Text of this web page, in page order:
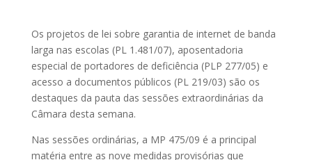
Os projetos de lei sobre garantia de internet de banda
larga nas escolas (PL 1.481/07), aposentadoria
especial de portadores de deficiência (PLP 277/05) e
acesso a documentos públicos (PL 219/03) são os
destaques da pauta das sessões extraordinárias da
Câmara desta semana.
Nas sessões ordinárias, a MP 475/09 é a principal
matéria entre as nove medidas provisórias que